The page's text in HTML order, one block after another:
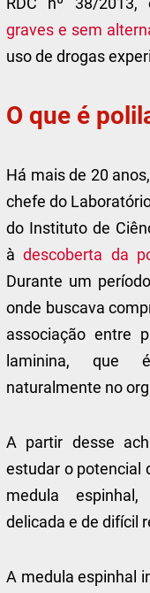
graves e sem
uso de drogas
O que é
Há mais de 20
chefe do
do Instituto de
àdescoberta da
Durante um
onde buscava
associação entre
laminina, que
naturalmente no
A partir desse
estudar o potencial
medula
delicada e de difícil
A medula espinhal